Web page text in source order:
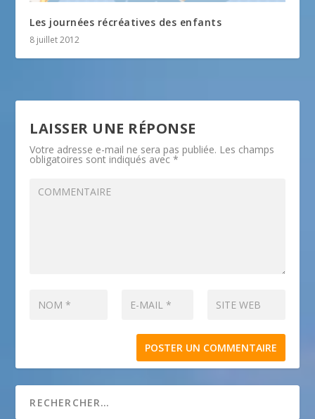
Les journées récréatives des enfants
8 juillet 2012
LAISSER UNE RÉPONSE
Votre adresse e-mail ne sera pas publiée. Les champs
obligatoires sont indiqués avec*